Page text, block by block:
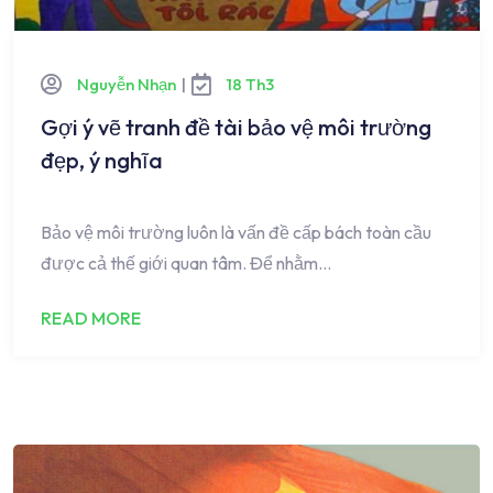
Nguyễn Nhạn | 18 Th3
Gợi ý vẽ tranh đề tài bảo vệ môi trường
đẹp, ý nghĩa
Bảo vệ môi trường luôn là vấn đề cấp bách toàn cầu
được cả thế giới quan tâm. Để nhằm…
READ MORE